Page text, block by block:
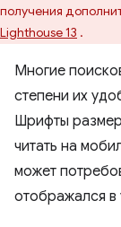
получения
Lighthouse 13 .
Многие
степени их
Шрифты
читать на
может
отображался в